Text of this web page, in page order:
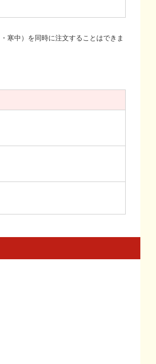
寒中）を同時に注文することはできま